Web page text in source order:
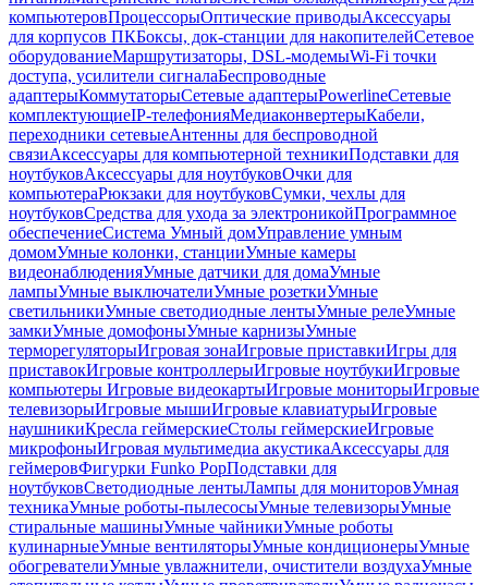
компьютеровПроцессорыОптические приводыАксессуары
для корпусов ПКБоксы, док-станции для накопителейСетевое
оборудованиеМаршрутизаторы, DSL-модемыWi-Fi точки
доступа, усилители сигналаБеспроводные
адаптерыКоммутаторыСетевые адаптерыPowerlineСетевые
комплектующиеIP-телефонияМедиаконвертерыКабели,
переходники сетевыеАнтенны для беспроводной
связиАксессуары для компьютерной техникиПодставки для
ноутбуковАксессуары для ноутбуковОчки для
компьютераРюкзаки для ноутбуковСумки, чехлы для
ноутбуковСредства для ухода за электроникойПрограммное
обеспечениеСистема Умный домУправление умным
домомУмные колонки, станцииУмные камеры
видеонаблюденияУмные датчики для домаУмные
лампыУмные выключателиУмные розеткиУмные
светильникиУмные светодиодные лентыУмные релеУмные
замкиУмные домофоныУмные карнизыУмные
терморегуляторыИгровая зонаИгровые приставкиИгры для
приставокИгровые контроллерыИгровые ноутбукиИгровые
компьютеры Игровые видеокартыИгровые мониторыИгровые
телевизорыИгровые мышиИгровые клавиатурыИгровые
наушникиКресла геймерскиеСтолы геймерскиеИгровые
микрофоныИгровая мультимедиа акустикаАксессуары для
геймеровФигурки Funko PopПодставки для
ноутбуковСветодиодные лентыЛампы для мониторовУмная
техникаУмные роботы-пылесосыУмные телевизорыУмные
стиральные машиныУмные чайникиУмные роботы
кулинарныеУмные вентиляторыУмные кондиционерыУмные
обогревателиУмные увлажнители, очистители воздухаУмные